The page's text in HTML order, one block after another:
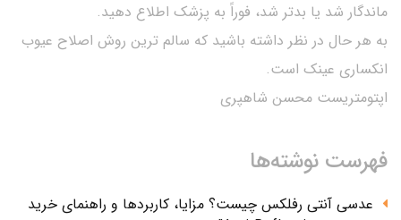
ماندگار شد یا بدتر شد، فوراً به پزشک اطلاع دهید.
به هر حال در نظر داشته باشید که سالم ترین روش اصلاح عیوب
انکساری عینک است.
اپتومتریست محسن شاهپری
فهرست نوشته‌ها
عدسی آنتی رفلکس چیست؟ مزایا، کاربردها و راهنمای خرید